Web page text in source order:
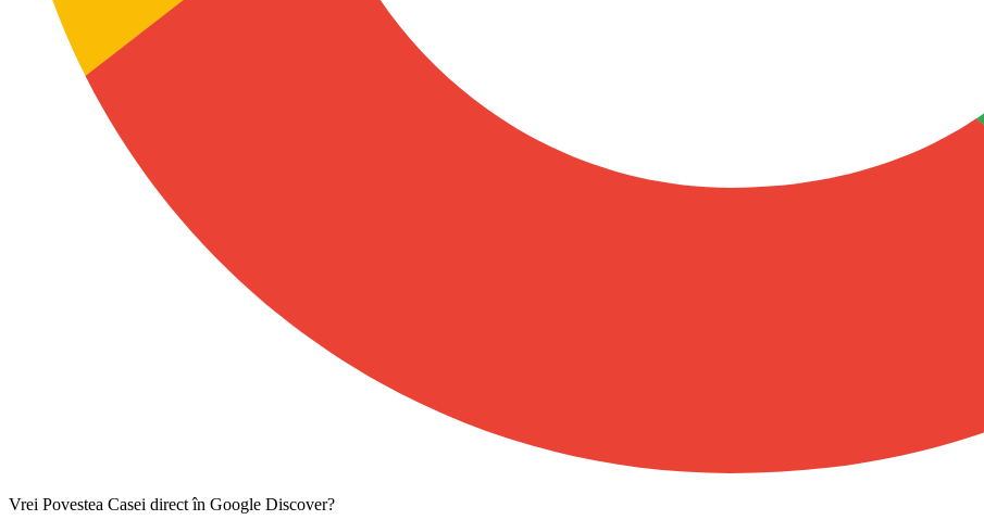
Vrei Povestea Casei direct în Google Discover?